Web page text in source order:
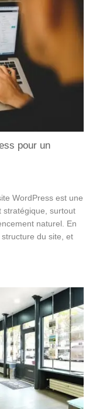
pour un
WordPress est une
stratégique, surtout
naturel. En
du site, et